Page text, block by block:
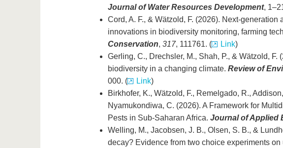
Journal of Water Resources Development,
Cord, A. F., & Wätzold, F. (2026). Next-
innovations in biodiversity monitoring, farming
Conservation, 317, 111761. ( Link)
Gerling, C., Drechsler, M., Shah, P., & Wätzold,
biodiversity in a changing climate. Review of
000. (
Link)
Birkhofer, K., Wätzold, F., Remelgado, R.,
Nyamukondiwa, C. (2026). A Framework for
Pests in Sub‐Saharan Africa. Journal of Applied
Welling, M., Jacobsen, J. B., Olsen, S. B., &
decay? Evidence from two choice experiments on